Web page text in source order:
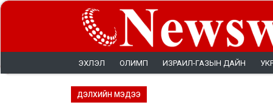
ЭХЛЭЛ ОЛИМП ИЗРАИЛ-ГАЗЫН ДАЙН
ДЭЛХИЙН МЭДЭЭ